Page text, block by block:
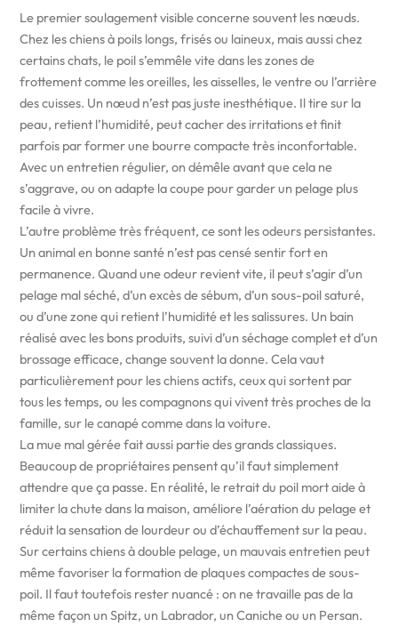
Le premier soulagement visible concerne souvent les nœuds.
Chez les chiens à poils longs, frisés ou laineux, mais aussi chez
certains chats, le poil s’emmêle vite dans les zones de
frottement comme les oreilles, les aisselles, le ventre ou l’arrière
des cuisses. Un nœud n’est pas juste inesthétique. Il tire sur la
peau, retient l’humidité, peut cacher des irritations et finit
parfois par former une bourre compacte très inconfortable.
Avec un entretien régulier, on démêle avant que cela ne
s’aggrave, ou on adapte la coupe pour garder un pelage plus
facile à vivre.
L’autre problème très fréquent, ce sont les odeurs persistantes.
Un animal en bonne santé n’est pas censé sentir fort en
permanence. Quand une odeur revient vite, il peut s’agir d’un
pelage mal séché, d’un excès de sébum, d’un sous-poil saturé,
ou d’une zone qui retient l’humidité et les salissures. Un bain
réalisé avec les bons produits, suivi d’un séchage complet et d’un
brossage efficace, change souvent la donne. Cela vaut
particulièrement pour les chiens actifs, ceux qui sortent par
tous les temps, ou les compagnons qui vivent très proches de la
famille, sur le canapé comme dans la voiture.
La mue mal gérée fait aussi partie des grands classiques.
Beaucoup de propriétaires pensent qu’il faut simplement
attendre que ça passe. En réalité, le retrait du poil mort aide à
limiter la chute dans la maison, améliore l’aération du pelage et
réduit la sensation de lourdeur ou d’échauffement sur la peau.
Sur certains chiens à double pelage, un mauvais entretien peut
même favoriser la formation de plaques compactes de sous-
poil. Il faut toutefois rester nuancé : on ne travaille pas de la
même façon un Spitz, un Labrador, un Caniche ou un Persan.